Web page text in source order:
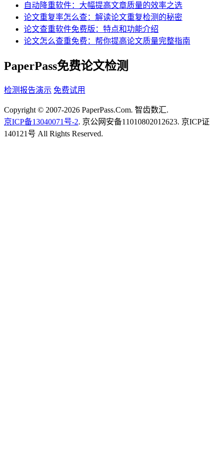
自动降重软件：大幅提高文章质量的效率之选
论文重复率怎么查：解读论文重复检测的秘密
论文查重软件免费版：特点和功能介绍
论文怎么查重免费：帮你提高论文质量完整指南
PaperPass免费论文检测
检测报告演示 免费试用
Copyright © 2007-2026 PaperPass.Com. 智齿数汇.
京ICP备13040071号-2. 京公网安备11010802012623. 京ICP证
140121号 All Rights Reserved.